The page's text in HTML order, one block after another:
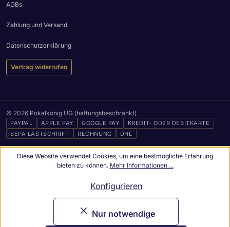
AGBs
Zahlung und Versand
Datenschutzerklärung
Vertrag widerrufen
© 2026 Pokalkönig UG (haftungsbeschränkt)
PAYPAL APPLE PAY GOOGLE PAY
KREDIT- ODER DEBITKARTE
SEPA LASTSCHRIFT
RECHNUNG DHL
Diese Website verwendet Cookies, um eine bestmögliche Erfahrung
bieten zu können. Mehr Informationen ...
Nur notwendige
Konfigurieren